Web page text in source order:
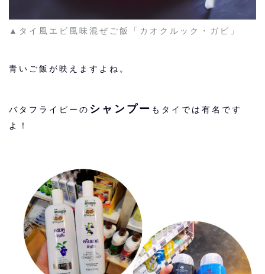
▲タイ風エビ風味混ぜご飯「カオクルック・ガピ」
青いご飯が映えますよね。
バタフライピーの シャンプー もタイでは有名です
よ！